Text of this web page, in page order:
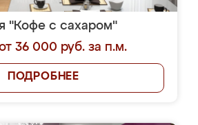
"Кофе с сахаром"
36 000 руб. за п.м.
ПОДРОБНЕЕ